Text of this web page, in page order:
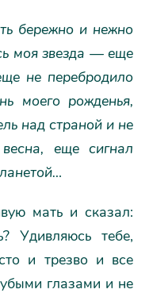
бережно и нежно
моя звезда — еще
не перебродило
моего рожденья,
над страной и не
еще сигнал
мать и сказал:
Удивляюсь тебе,
и трезво и все
глазами и не